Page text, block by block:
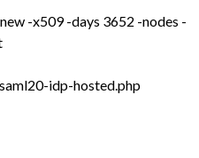
-x509 -days 3652 -nodes -
idp-hosted.php